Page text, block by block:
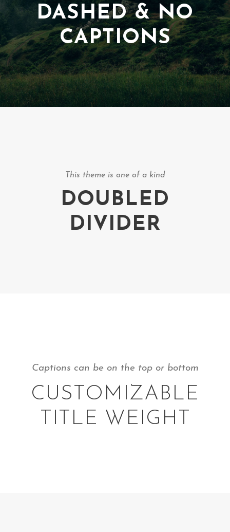
DASHED & NO
CAPTIONS
This theme is one of a kind
DOUBLED
DIVIDER
Captions can be on the top or bottom
CUSTOMIZABLE
TITLE WEIGHT